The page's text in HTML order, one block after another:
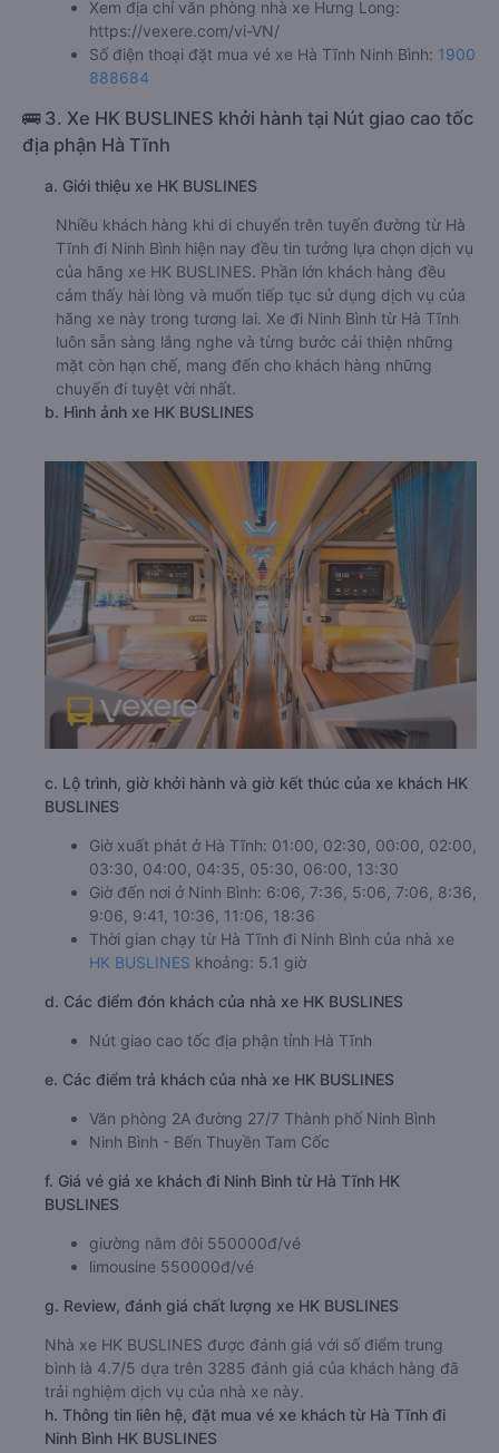
Xem địa chỉ văn phòng nhà xe Hưng Long:
https://vexere.com/vi-VN/
Số điện thoại đặt mua vé xe Hà Tĩnh Ninh Bình: 1900
888684
🚌 3. Xe HK BUSLINES khởi hành tại Nút giao cao tốc
địa phận Hà Tĩnh
a. Giới thiệu xe HK BUSLINES
Nhiều khách hàng khi di chuyển trên tuyến đường từ Hà
Tĩnh đi Ninh Bình hiện nay đều tin tưởng lựa chọn dịch vụ
của hãng xe HK BUSLINES. Phần lớn khách hàng đều
cảm thấy hài lòng và muốn tiếp tục sử dụng dịch vụ của
hãng xe này trong tương lai. Xe đi Ninh Bình từ Hà Tĩnh
luôn sẵn sàng lắng nghe và từng bước cải thiện những
mặt còn hạn chế, mang đến cho khách hàng những
chuyến đi tuyệt vời nhất.
b. Hình ảnh xe HK BUSLINES
c. Lộ trình, giờ khởi hành và giờ kết thúc của xe khách HK
BUSLINES
Giờ xuất phát ở Hà Tĩnh: 01:00, 02:30, 00:00, 02:00,
03:30, 04:00, 04:35, 05:30, 06:00, 13:30
Giờ đến nơi ở Ninh Bình: 6:06, 7:36, 5:06, 7:06, 8:36,
9:06, 9:41, 10:36, 11:06, 18:36
Thời gian chạy từ Hà Tĩnh đi Ninh Bình của nhà xe
HK BUSLINES khoảng: 5.1 giờ
d. Các điểm đón khách của nhà xe HK BUSLINES
Nút giao cao tốc địa phận tỉnh Hà Tĩnh
e. Các điểm trả khách của nhà xe HK BUSLINES
Văn phòng 2A đường 27/7 Thành phố Ninh Bình
Ninh Bình - Bến Thuyền Tam Cốc
f. Giá vé giá xe khách đi Ninh Bình từ Hà Tĩnh HK
BUSLINES
giường nằm đôi 550000đ/vé
limousine 550000đ/vé
g. Review, đánh giá chất lượng xe HK BUSLINES
Nhà xe HK BUSLINES được đánh giá với số điểm trung
bình là 4.7/5 dựa trên 3285 đánh giá của khách hàng đã
trải nghiệm dịch vụ của nhà xe này.
h. Thông tin liên hệ, đặt mua vé xe khách từ Hà Tĩnh đi
Ninh Bình HK BUSLINES